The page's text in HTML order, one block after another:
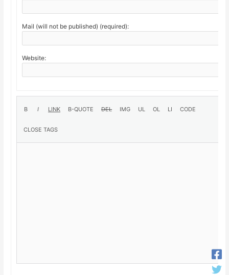
Mail (will not be published) (required):
Website: